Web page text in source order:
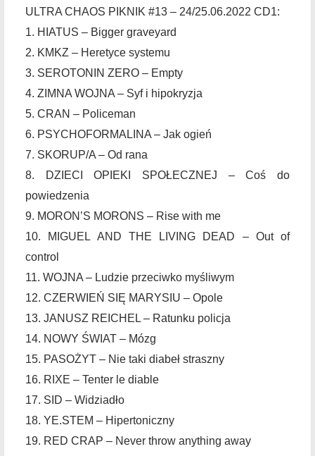
ULTRA CHAOS PIKNIK #13 – 24/25.06.2022 CD1:
1. HIATUS – Bigger graveyard
2. KMKZ – Heretyce systemu
3. SEROTONIN ZERO – Empty
4. ZIMNA WOJNA – Syf i hipokryzja
5. CRAN – Policeman
6. PSYCHOFORMALINA – Jak ogień
7. SKORUP/A – Od rana
8. DZIECI OPIEKI SPOŁECZNEJ – Coś do
powiedzenia
9. MORON’S MORONS – Rise with me
10. MIGUEL AND THE LIVING DEAD – Out of
control
11. WOJNA – Ludzie przeciwko myśliwym
12. CZERWIEŃ SIĘ MARYSIU – Opole
13. JANUSZ REICHEL – Ratunku policja
14. NOWY ŚWIAT – Mózg
15. PASOŻYT – Nie taki diabeł straszny
16. RIXE – Tenter le diable
17. SID – Widziadło
18. YE.STEM – Hipertoniczny
19. RED CRAP – Never throw anything away